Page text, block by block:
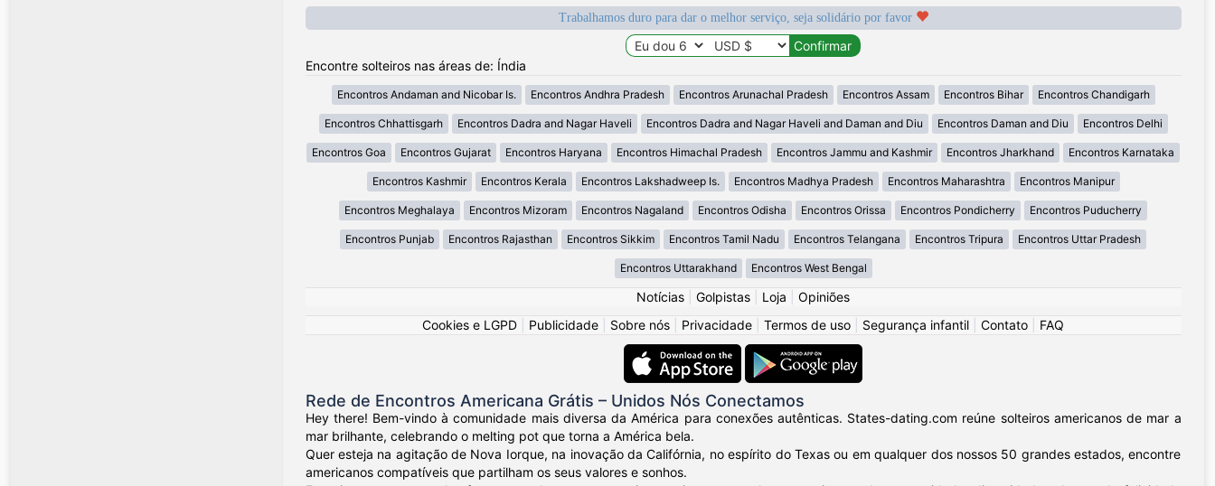
Trabalhamos duro para dar o melhor serviço, seja solidário por favor
Encontre solteiros nas áreas de: Índia
Encontros Andaman and Nicobar Is. Encontros Andhra Pradesh Encontros Arunachal Pradesh Encontros Assam Encontros Bihar Encontros Chandigarh
Encontros Chhattisgarh Encontros Dadra and Nagar Haveli Encontros Dadra and Nagar Haveli and Daman and Diu Encontros Daman and Diu Encontros Delhi
Encontros Goa Encontros Gujarat Encontros Haryana Encontros Himachal Pradesh Encontros Jammu and Kashmir Encontros Jharkhand Encontros Karnataka
Encontros Kashmir Encontros Kerala Encontros Lakshadweep Is. Encontros Madhya Pradesh Encontros Maharashtra Encontros Manipur
Encontros Meghalaya Encontros Mizoram Encontros Nagaland Encontros Odisha Encontros Orissa Encontros Pondicherry Encontros Puducherry
Encontros Punjab Encontros Rajasthan Encontros Sikkim Encontros Tamil Nadu Encontros Telangana Encontros Tripura Encontros Uttar Pradesh
Encontros Uttarakhand Encontros West Bengal
Notícias Golpistas Loja
Opiniões
Cookies e LGPD
Publicidade Sobre nós Privacidade Termos de uso Segurança infantil Contato FAQ
Rede de Encontros Americana Grátis – Unidos Nós Conectamos
Hey there! Bem-vindo à comunidade mais diversa da América para conexões autênticas. States-dating.com reúne solteiros americanos de mar a
mar brilhante, celebrando o melting pot que torna a América bela.
Quer esteja na agitação de Nova Iorque, na inovação da Califórnia, no espírito do Texas ou em qualquer dos nossos 50 grandes estados, encontre
americanos compatíveis que partilham os seus valores e sonhos.